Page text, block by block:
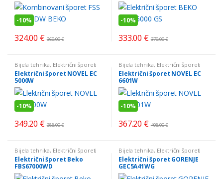
-10%
324.00 € 360.00€
-10%
333.00 € 370.00€
Bijela tehnika, Električni šporeti
Električni šporet NOVEL EC
5000W
-10%
349.20 € 388.00€
Bijela tehnika, Električni šporeti
Električni šporet NOVEL EC
6601W
-10%
367.20 € 408.00€
Bijela tehnika, Električni šporeti
Električni šporet Beko
FBS67000WD
Bijela tehnika, Električni šporeti
Električni šporet GORENJE
GEC5A41WG